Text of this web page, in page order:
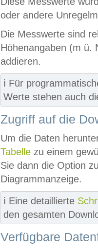
oder andere
Die Messwerte sind
Höhenangaben (m ü.
addieren.
ℹ️ Für
Werte stehen auch
Zugriff auf die
Um die Daten
Tabelle zu einem
Sie dann die Option
Diagrammanzeige.
ℹ️ Eine detaillierte
den gesamten
Verfügbare